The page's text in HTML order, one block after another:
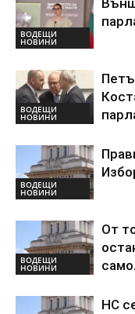
ВОДЕЩИ
НОВИНИ
ВОДЕЩИ
НОВИНИ
ВОДЕЩИ
НОВИНИ
ВОДЕЩИ
НОВИНИ
От
НС